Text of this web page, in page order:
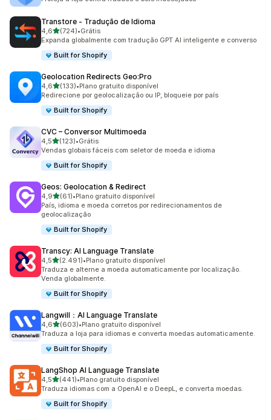
Transtore ‑ Tradução de Idioma
4,6de 5 estrelas
(724)
724 avaliações ao todo
•Grátis
Expanda globalmente com tradução GPT AI inteligente e converso
Built for Shopify
Geolocation Redirects Geo:Pro
4,6de 5 estrelas
(133)
133 avaliações ao todo
•Plano gratuito disponível
Redirecione por geolocalização ou IP, bloqueie por país
Built for Shopify
CVC – Conversor Multimoeda
4,5de 5 estrelas
(123)
123 avaliações ao todo
•Grátis
Vendas globais fáceis com seletor de moeda e idioma
Built for Shopify
Geos: Geolocation & Redirect
4,9de 5 estrelas
(61)
61 avaliações ao todo
•Plano gratuito disponível
País, idioma e moeda corretos por redirecionamentos de
geolocalização
Built for Shopify
Transcy: AI Language Translate
4,5de 5 estrelas
(2.491)
2491 avaliações ao todo
•Plano gratuito disponível
Traduza e alterne a moeda automaticamente por localização.
Venda globalmente.
Built for Shopify
Langwill：AI Language Translate
4,6de 5 estrelas
(603)
603 avaliações ao todo
•Plano gratuito disponível
Traduza a loja para idiomas e converta moedas automaticamente.
Built for Shopify
LangShop AI Language Translate
4,5de 5 estrelas
(441)
441 avaliações ao todo
•Plano gratuito disponível
Traduza idiomas com a OpenAI e o DeepL, e converta moedas.
Built for Shopify